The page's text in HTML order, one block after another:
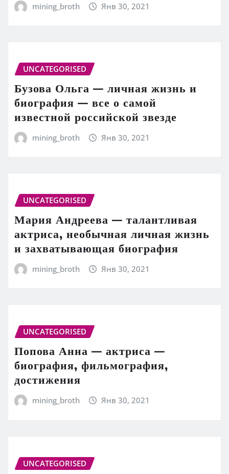
mining_broth Янв 30, 2021
UNCATEGORISED
Бузова Ольга — личная жизнь и
биография — все о самой
известной российской звезде
mining_broth Янв 30, 2021
UNCATEGORISED
Мария Андреева — талантливая
актриса, необычная личная жизнь
и захватывающая биография
mining_broth Янв 30, 2021
UNCATEGORISED
Попова Анна — актриса —
биография, фильмография,
достижения
mining_broth Янв 30, 2021
UNCATEGORISED